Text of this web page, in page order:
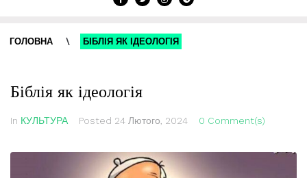
ГОЛОВНА \ БІБЛІЯ ЯК ІДЕОЛОГІЯ
Біблія як ідеологія
In КУЛЬТУРА Posted 24 Лютого, 2024 0 Comment(s)